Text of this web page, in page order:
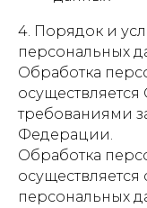
4. Порядок и
персональных
Обработка
требованиями
Федерации.
Обработка
осуществляется
персональных